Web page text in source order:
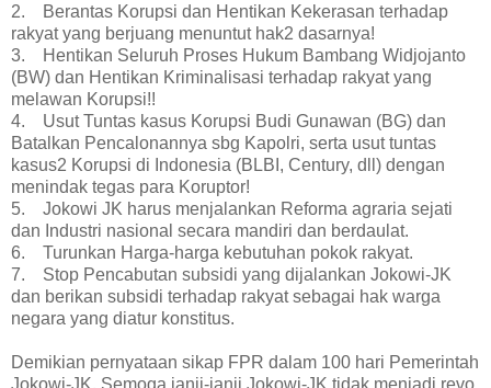
2. Berantas Korupsi dan Hentikan Kekerasan terhadap
rakyat yang berjuang menuntut hak2 dasarnya!
3. Hentikan Seluruh Proses Hukum Bambang Widjojanto
(BW) dan Hentikan Kriminalisasi terhadap rakyat yang
melawan Korupsi!!
4. Usut Tuntas kasus Korupsi Budi Gunawan (BG) dan
Batalkan Pencalonannya sbg Kapolri, serta usut tuntas
kasus2 Korupsi di Indonesia (BLBI, Century, dll) dengan
menindak tegas para Koruptor!
5. Jokowi JK harus menjalankan Reforma agraria sejati
dan Industri nasional secara mandiri dan berdaulat.
6. Turunkan Harga-harga kebutuhan pokok rakyat.
7. Stop Pencabutan subsidi yang dijalankan Jokowi-JK
dan berikan subsidi terhadap rakyat sebagai hak warga
negara yang diatur konstitus.
Demikian pernyataan sikap FPR dalam 100 hari Pemerintah
Jokowi-JK. Semoga janji-janji Jokowi-JK tidak menjadi revo